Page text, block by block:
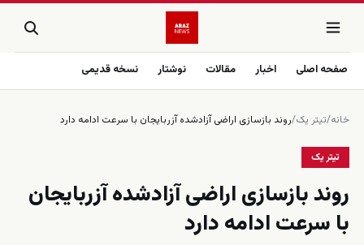
صفحه اصلی اخبار مقالات نوشتار نسخه قدیمی
خانه/تیتر یک/روند بازسازی اراضی آزادشده آزربایجان با سرعت ادامه دارد
تیتر یک
روند بازسازی اراضی آزادشده آزربایجان
با سرعت ادامه دارد